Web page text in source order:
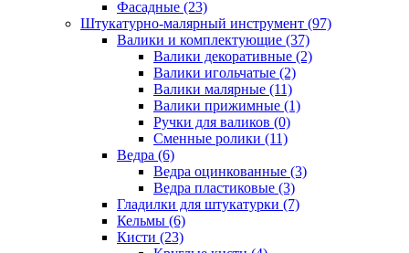
Фасадные (23)
Штукатурно-малярный инструмент (97)
Валики и комплектующие (37)
Валики декоративные (2)
Валики игольчатые (2)
Валики малярные (11)
Валики прижимные (1)
Ручки для валиков (0)
Сменные ролики (11)
Ведра (6)
Ведра оцинкованные (3)
Ведра пластиковые (3)
Гладилки для штукатурки (7)
Кельмы (6)
Кисти (23)